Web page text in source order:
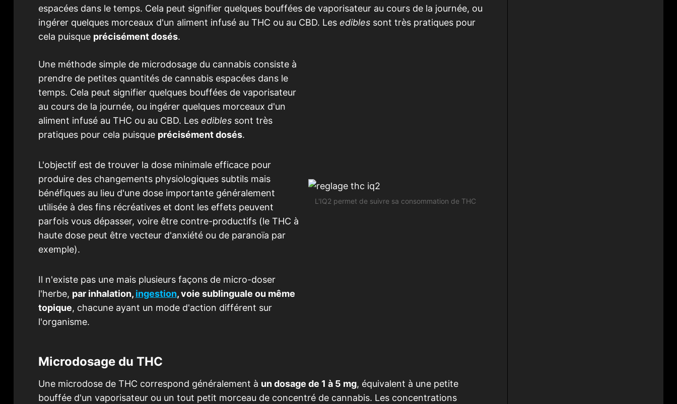
espacées dans le temps. Cela peut signifier quelques bouffées de vaporisateur au cours de la journée, ou
ingérer quelques morceaux d'un aliment infusé au THC ou au CBD. Les edibles sont très pratiques pour
cela puisque précisément dosés.
Une méthode simple de microdosage du cannabis consiste à
prendre de petites quantités de cannabis espacées dans le
temps. Cela peut signifier quelques bouffées de vaporisateur
au cours de la journée, ou ingérer quelques morceaux d'un
aliment infusé au THC ou au CBD. Les edibles sont très
pratiques pour cela puisque précisément dosés.
L'objectif est de trouver la dose minimale efficace pour
produire des changements physiologiques subtils mais
bénéfiques au lieu d'une dose importante généralement
utilisée à des fins récréatives et dont les effets peuvent
parfois vous dépasser, voire être contre-productifs (le THC à
haute dose peut être vecteur d'anxiété ou de paranoïa par
exemple).
Il n'existe pas une mais plusieurs façons de micro-doser
l'herbe, par inhalation, ingestion, voie sublinguale ou même
topique, chacune ayant un mode d'action différent sur
l'organisme.
L'IQ2 permet de suivre sa consommation de THC
Microdosage du THC
Une microdose de THC correspond généralement à un dosage de 1 à 5 mg, équivalent à une petite
bouffée d'un vaporisateur ou un tout petit morceau de concentré de cannabis. Les concentrations